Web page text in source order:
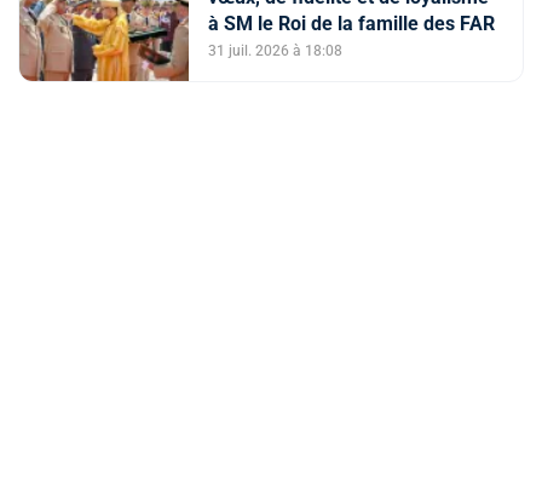
à SM le Roi de la famille des FAR
31 juil. 2026 à 18:08